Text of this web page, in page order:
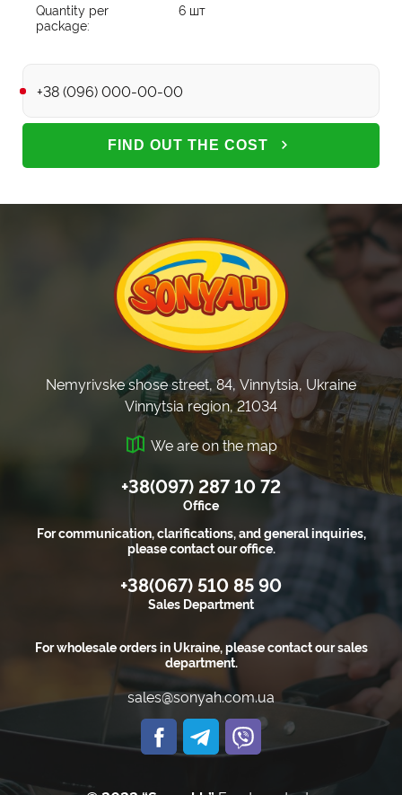
Quantity per
package:
6 шт
FIND OUT THE COST
Nemyrivske shose street, 84, Vinnytsia, Ukraine
Vinnytsia region, 21034
We are on the map
Office
For communication, clarifications, and general inquiries,
please contact our office.
+38(097) 287 10 72
Sales Department
For wholesale orders in Ukraine, please contact our sales
department.
+38(067) 510 85 90
sales@sonyah.com.ua